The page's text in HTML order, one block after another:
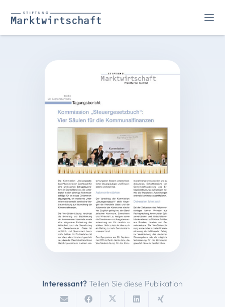
Interessant? Teilen Sie diese Publikation